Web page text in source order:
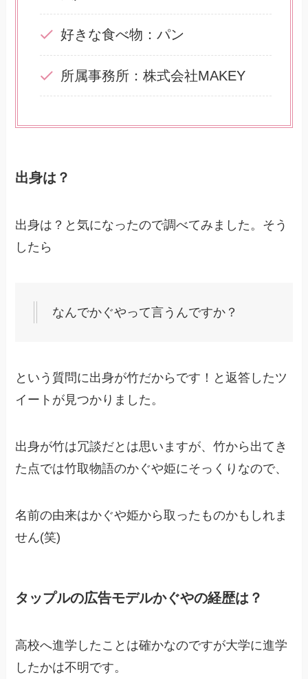
好きな食べ物：パン
所属事務所：株式会社MAKEY
出身は？
出身は？と気になったので調べてみました。そう
したら
なんでかぐやって言うんですか？
という質問に出身が竹だからです！と返答したツ
イートが見つかりました。
出身が竹は冗談だとは思いますが、竹から出てき
た点では竹取物語のかぐや姫にそっくりなので、
名前の由来はかぐや姫から取ったものかもしれま
せん(笑)
タップルの広告モデルかぐやの経歴は？
高校へ進学したことは確かなのですが大学に進学
したかは不明です。